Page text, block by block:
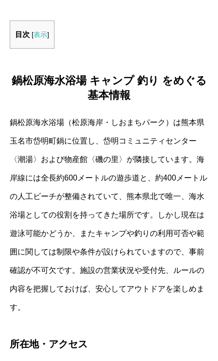
目次 [表示]
鍋松原海水浴場 キャンプ 釣り をめぐる
基本情報
鍋松原海水浴場（松原海岸・しおまちパーク）は熊本県
玉名市岱明町鍋に位置し、岱明コミュニティセンター
〈潮湯〉および物産館〈磯の里〉が隣接しています。海
岸線には全長約600メートルの遊歩道と、約400メートル
の人工ビーチが整備されていて、熊本県北で唯一、海水
浴場としての役割を持ってきた場所です。しかし現在は
遊泳可能かどうか、またキャンプや釣りの利用可否や範
囲に関しては制限や条件が設けられていますので、事前
確認が不可欠です。施設の営業状況や受付先、ルールの
内容を把握しておけば、安心してアウトドアを楽しめま
す。
所在地・アクセス